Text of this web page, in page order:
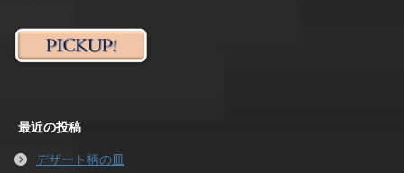
最近の投稿
デザート柄の皿